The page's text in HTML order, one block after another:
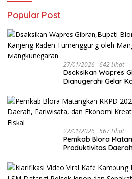
Popular Post
27/01/2026 642 Lihat
‎Dsaksikan Wapres
Dianugerahi Gelar
Mangkunegaran
22/01/2026 567 Lihat
‎Pemkab Blora
Produktivitas